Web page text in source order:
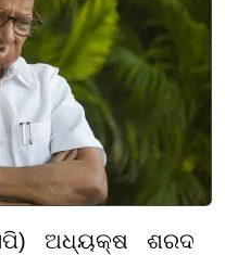
ଅଧ୍ୟକ୍ଷ ଶରଦ